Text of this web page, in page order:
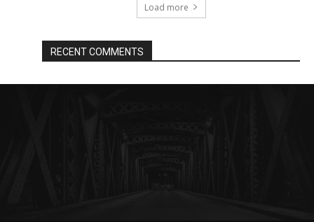
Load more
RECENT COMMENTS